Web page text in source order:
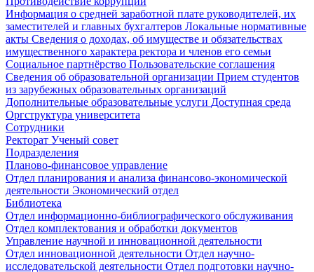
Информация о средней заработной плате руководителей, их
заместителей и главных бухгалтеров Локальные нормативные
акты Сведения о доходах, об имуществе и обязательствах
имущественного характера ректора и членов его семьи
Социальное партнёрство Пользовательские соглашения
Сведения об образовательной организации Прием студентов
из зарубежных образовательных организаций
Дополнительные образовательные услуги Доступная среда
Оргструктура университета
Сотрудники
Ректорат Ученый совет
Подразделения
Планово-финансовое управление
Отдел планирования и анализа финансово-экономической
деятельности Экономический отдел
Библиотека
Отдел информационно-библиографического обслуживания
Отдел комплектования и обработки документов
Управление научной и инновационной деятельности
Отдел инновационной деятельности Отдел научно-
исследовательской деятельности Отдел подготовки научно-